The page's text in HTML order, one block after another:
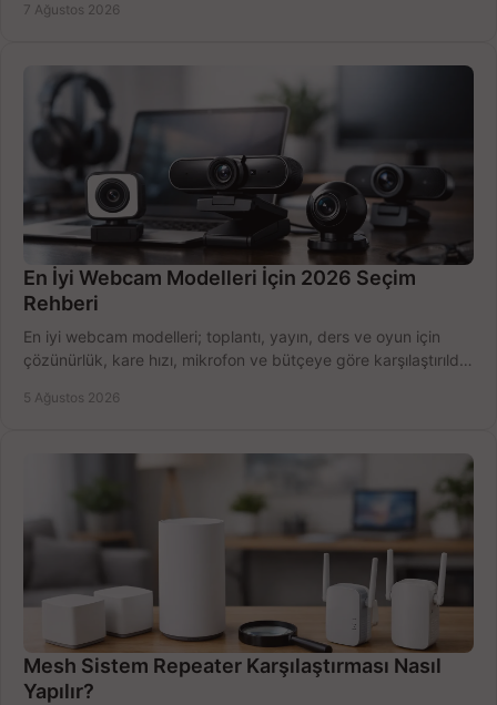
7 Ağustos 2026
En İyi Webcam Modelleri İçin 2026 Seçim
Rehberi
En iyi webcam modelleri; toplantı, yayın, ders ve oyun için
çözünürlük, kare hızı, mikrofon ve bütçeye göre karşılaştırıldı.
5 Ağustos 2026
Mesh Sistem Repeater Karşılaştırması Nasıl
Yapılır?